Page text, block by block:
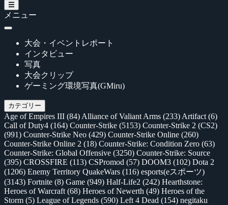
メニュー
大会・イベントレポート
インタビュー
写真
大会クリップ
ゲーミング環境写真(GMiru)
カテゴリー
Age of Empires III (84) Alliance of Valiant Arms (233) Artifact (6)
Call of Duty4 (164) Counter-Strike (5153) Counter-Strike 2 (CS2)
(991) Counter-Strike Neo (429) Counter-Strike Online (260)
Counter-Strike Online 2 (18) Counter-Strike: Condition Zero (63)
Counter-Strike: Global Offensive (3250) Counter-Strike: Source
(395) CROSSFIRE (113) CSPromod (57) DOOM3 (102) Dota 2
(1206) Enemy Territory QuakeWars (116) esports(eスポーツ)
(3143) Fortnite (8) Game (949) Half-Life2 (242) Hearthstone:
Heroes of Warcraft (68) Heroes of Newerth (49) Heroes of the
Storm (5) League of Legends (590) Left 4 Dead (154) negitaku